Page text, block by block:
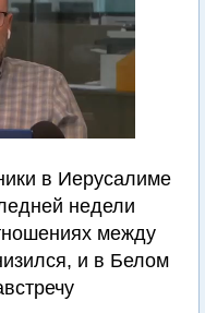
в Иерусалиме
недели
между
и в Белом